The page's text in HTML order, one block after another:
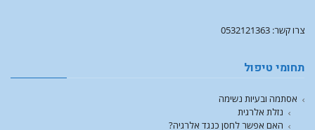
צרו קשר: 0532121363
תחומי טיפול
אסתמה ובעיות נשימה
נזלת אלרגית
האם אפשר לחסן כנגד אלרגיה?